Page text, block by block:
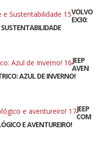
VOLVO
EX30:
SUSTENTABILIDADE
JEEP
AVEN
AZUL DE INVERNO!
JEEP
COM
E AVENTUREIRO!